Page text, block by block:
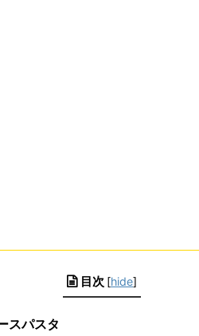
目次 [hide]
スパスタ